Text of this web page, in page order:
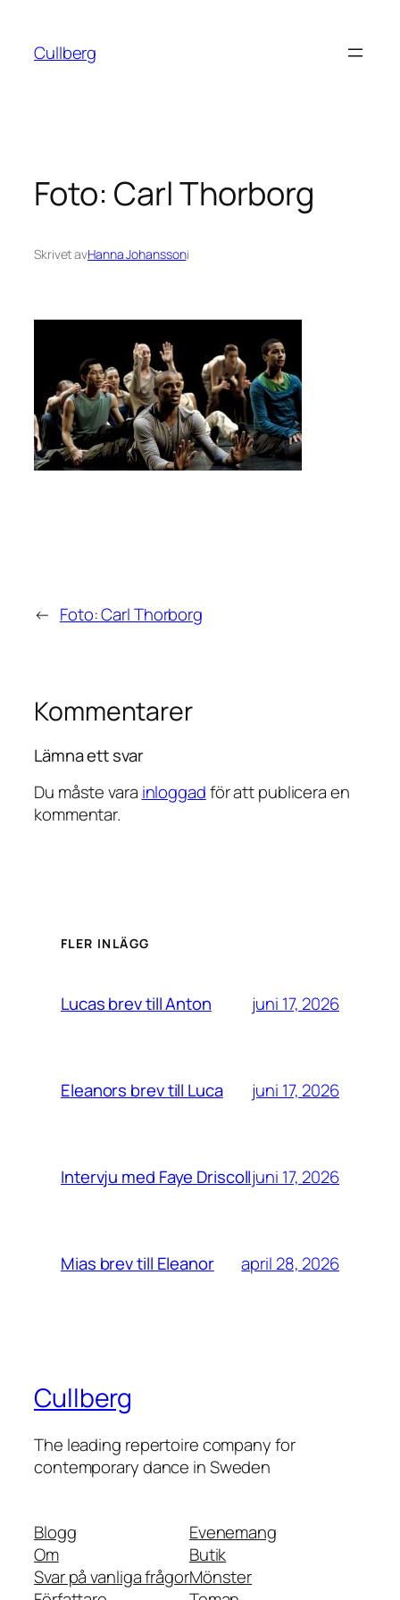
innehåll
Cullberg
Foto: Carl Thorborg
Skrivet avHanna Johanssoni
← Foto: Carl Thorborg
Kommentarer
Lämna ett svar
Du måste vara inloggadför att publicera en
kommentar.
FLER INLÄGG
Lucas brev till Anton juni 17, 2026
Eleanors brev till Luca juni 17, 2026
Intervju med Faye Driscolljuni 17, 2026
Mias brev till Eleanor april 28, 2026
Cullberg
The leading repertoire company for
contemporary dance in Sweden
Blogg
Om
Svar på vanliga frågor
Evenemang
Butik
Mönster